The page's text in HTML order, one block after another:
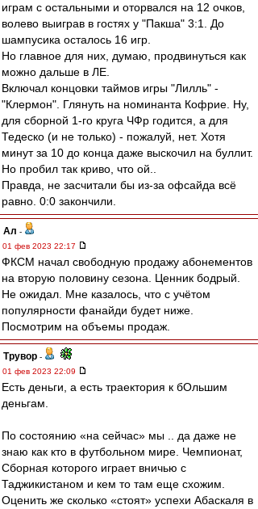
играм с остальными и оторвался на 12 очков,
волево выиграв в гостях у "Пакша" 3:1. До
шампусика осталось 16 игр.
Но главное для них, думаю, продвинуться как
можно дальше в ЛЕ.
Включал концовки таймов игры "Лилль" -
"Клермон". Глянуть на номинанта Кофрие. Ну,
для сборной 1-го круга ЧФр годится, а для
Тедеско (и не только) - пожалуй, нет. Хотя
минут за 10 до конца даже выскочил на буллит.
Но пробил так криво, что ой..
Правда, не засчитали бы из-за офсайда всё
равно. 0:0 закончили.
Ал -
01 фев 2023 22:17
ФКСМ начал свободную продажу абонементов
на вторую половину сезона. Ценник бодрый.
Не ожидал. Мне казалось, что с учётом
популярности фанайди будет ниже.
Посмотрим на объемы продаж.
Трувор -
01 фев 2023 22:09
Есть деньги, а есть траектория к бОльшим
деньгам.
По состоянию «на сейчас» мы .. да даже не
знаю как кто в футбольном мире. Чемпионат,
Сборная которого играет вничью с
Таджикистаном и кем то там еще схожим.
Оценить же сколько «стоят» успехи Абаскаля в